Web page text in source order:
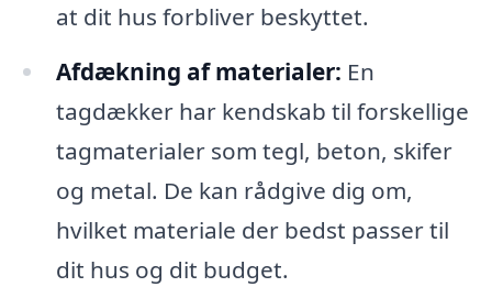
at dit hus forbliver beskyttet.
Afdækning af materialer: En
tagdækker har kendskab til forskellige
tagmaterialer som tegl, beton, skifer
og metal. De kan rådgive dig om,
hvilket materiale der bedst passer til
dit hus og dit budget.